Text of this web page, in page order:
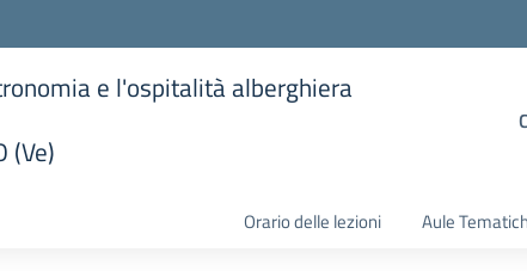
e l'ospitalità alberghiera
(Ve)
Orario delle lezioni Aule